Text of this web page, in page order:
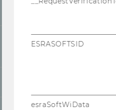
medHKP_FSW
ESRASOFTSID
esraSoftWiData